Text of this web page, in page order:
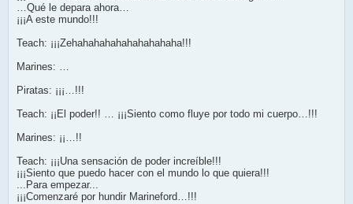
…Qué le depara ahora…
¡¡¡A este mundo!!!
Teach: ¡¡¡Zehahahahahahahahahaha!!!
Marines: …
Piratas: ¡¡¡…!!!
Teach: ¡¡El poder!! … ¡¡¡Siento como fluye por todo mi cuerpo…!!!
Marines: ¡¡…!!
Teach: ¡¡¡Una sensación de poder increíble!!!
¡¡¡Siento que puedo hacer con el mundo lo que quiera!!!
...Para empezar...
¡¡¡Comenzaré por hundir Marineford…!!!